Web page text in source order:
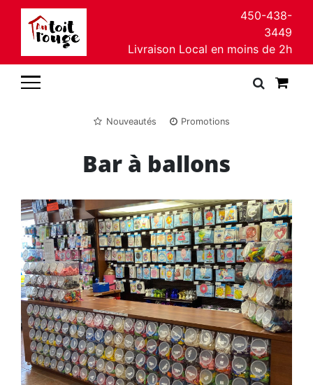
450-438-
3449
Livraison Local en moins de 2h
Nouveautés Promotions
Bar à ballons